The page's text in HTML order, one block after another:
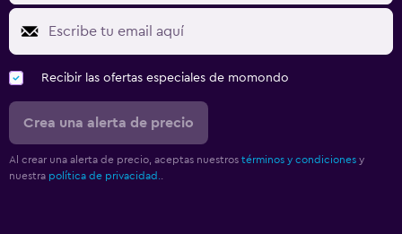
Recibir las ofertas especiales de momondo
Crea una alerta de precio
Al crear una alerta de precio, aceptas nuestros términos y condiciones y
nuestra política de privacidad.